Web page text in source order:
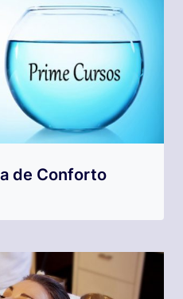
de Conforto